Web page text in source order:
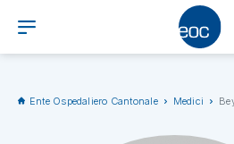
Ente Ospedaliero Cantonale Medici